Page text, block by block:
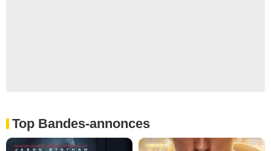
Top Bandes-annonces